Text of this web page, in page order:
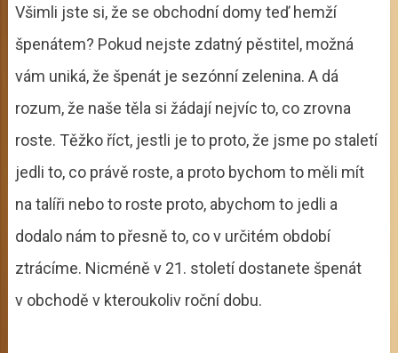
Všimli jste si, že se obchodní domy teď hemží
špenátem? Pokud nejste zdatný pěstitel, možná
vám uniká, že špenát je sezónní zelenina. A dá
rozum, že naše těla si žádají nejvíc to, co zrovna
roste. Těžko říct, jestli je to proto, že jsme po staletí
jedli to, co právě roste, a proto bychom to měli mít
na talíři nebo to roste proto, abychom to jedli a
dodalo nám to přesně to, co v určitém období
ztrácíme. Nicméně v 21. století dostanete špenát
v obchodě v kteroukoliv roční dobu.